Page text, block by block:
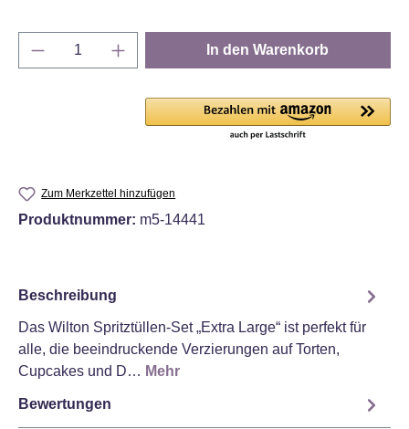
Produkt Anzahl: Gib den gewünschten
In den Warenkorb
Zum Merkzettel hinzufügen
Produktnummer: m5-14441
Beschreibung
Das Wilton Spritztüllen-Set „Extra Large“ ist perfekt für
alle, die beeindruckende Verzierungen auf Torten,
Cupcakes und D… Mehr
Bewertungen